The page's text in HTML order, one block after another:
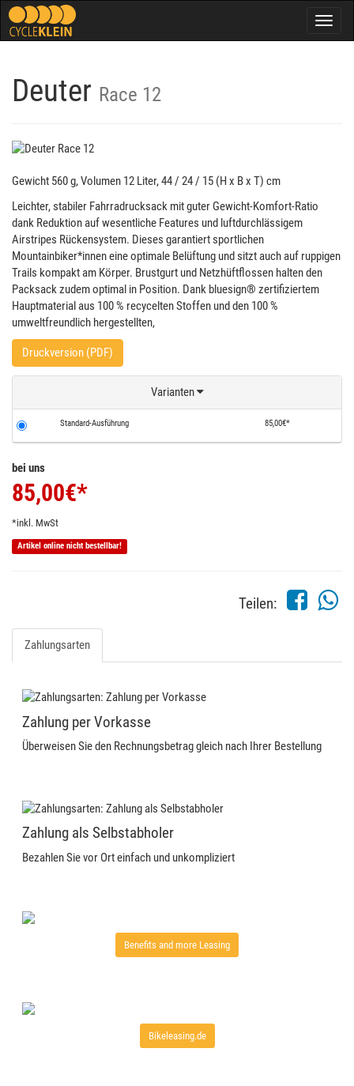
Deuter Race 12
Gewicht 560 g, Volumen 12 Liter, 44 / 24 / 15 (H x B x T) cm
Leichter, stabiler Fahrradrucksack mit guter Gewicht-Komfort-Ratio
dank Reduktion auf wesentliche Features und luftdurchlässigem
Airstripes Rückensystem. Dieses garantiert sportlichen
Mountainbiker*innen eine optimale Belüftung und sitzt auch auf ruppigen
Trails kompakt am Körper. Brustgurt und Netzhüftflossen halten den
Packsack zudem optimal in Position. Dank bluesign® zertifiziertem
Hauptmaterial aus 100 % recycelten Stoffen und den 100 %
umweltfreundlich hergestellten,
Druckversion (PDF)
Varianten
Standard-Ausführung 85,00€*
bei uns
85,00€*
*inkl. MwSt
Artikel online nicht bestellbar!
Teilen:
Zahlungsarten
Zahlung per Vorkasse
Überweisen Sie den Rechnungsbetrag gleich nach Ihrer Bestellung
Zahlung als Selbstabholer
Bezahlen Sie vor Ort einfach und unkompliziert
Benefits and more Leasing
Bikeleasing.de